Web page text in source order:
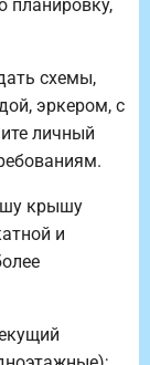
планировку,
схемы,
эркером, с
личный
крышу
и